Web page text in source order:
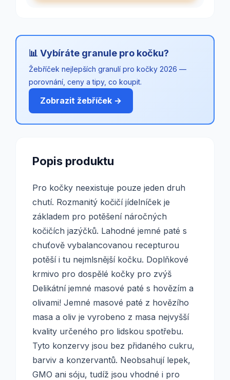
📊 Vybíráte granule pro kočku?
Žebříček nejlepších granulí pro kočky 2026 —
porovnání, ceny a tipy, co koupit.
Zobrazit žebříček →
Popis produktu
Pro kočky neexistuje pouze jeden druh
chutí. Rozmanitý kočičí jídelníček je
základem pro potěšení náročných
kočičích jazýčků. Lahodné jemné paté s
chuťově vybalancovanou recepturou
potěší i tu nejmlsnější kočku. Doplňkové
krmivo pro dospělé kočky pro zvýš
Delikátní jemné masové paté s hovězím a
olivami! Jemné masové paté z hovězího
masa a oliv je vyrobeno z masa nejvyšší
kvality určeného pro lidskou spotřebu.
Tyto konzervy jsou bez přidaného cukru,
barviv a konzervantů. Neobsahují lepek,
GMO ani sóju, tudíž jsou vhodné i pro